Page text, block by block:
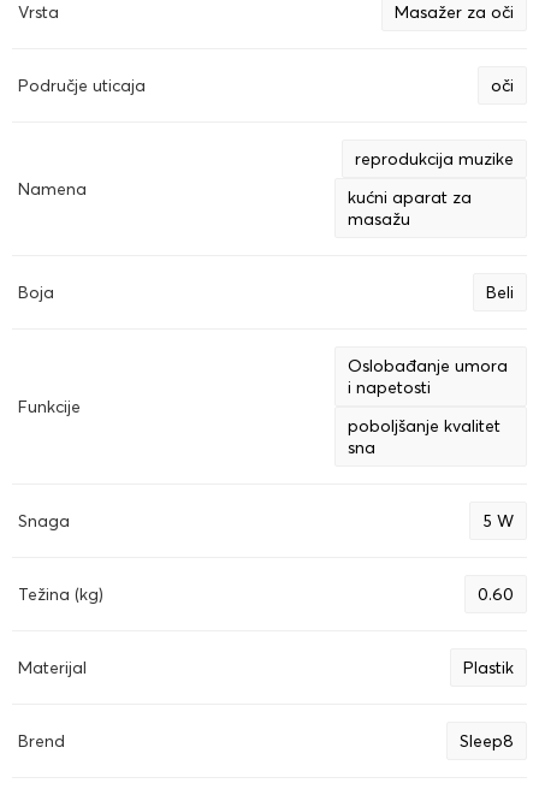
Vrsta Masažer za oči
Područje uticaja oči
Namena
reprodukcija muzike
kućni aparat za
masažu
Boja Beli
Funkcije
Oslobađanje umora
i napetosti
poboljšanje kvalitet
sna
Snaga 5 W
Težina (kg) 0.60
Materijal Plastik
Brend Sleep8